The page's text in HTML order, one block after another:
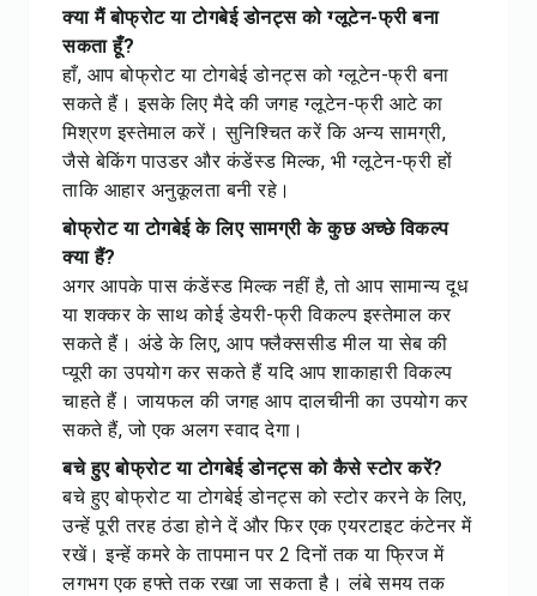
क्या मैं बोफ्रोट या टोगबेई डोनट्स को ग्लूटेन-फ्री बना
सकता हूँ?
हाँ, आप बोफ्रोट या टोगबेई डोनट्स को ग्लूटेन-फ्री बना
सकते हैं। इसके लिए मैदे की जगह ग्लूटेन-फ्री आटे का
मिश्रण इस्तेमाल करें। सुनिश्चित करें कि अन्य सामग्री,
जैसे बेकिंग पाउडर और कंडेंस्ड मिल्क, भी ग्लूटेन-फ्री हों
ताकि आहार अनुकूलता बनी रहे।
बोफ्रोट या टोगबेई के लिए सामग्री के कुछ अच्छे विकल्प
क्या हैं?
अगर आपके पास कंडेंस्ड मिल्क नहीं है, तो आप सामान्य दूध
या शक्कर के साथ कोई डेयरी-फ्री विकल्प इस्तेमाल कर
सकते हैं। अंडे के लिए, आप फ्लैक्ससीड मील या सेब की
प्यूरी का उपयोग कर सकते हैं यदि आप शाकाहारी विकल्प
चाहते हैं। जायफल की जगह आप दालचीनी का उपयोग कर
सकते हैं, जो एक अलग स्वाद देगा।
बचे हुए बोफ्रोट या टोगबेई डोनट्स को कैसे स्टोर करें?
बचे हुए बोफ्रोट या टोगबेई डोनट्स को स्टोर करने के लिए,
उन्हें पूरी तरह ठंडा होने दें और फिर एक एयरटाइट कंटेनर में
रखें। इन्हें कमरे के तापमान पर 2 दिनों तक या फ्रिज में
लगभग एक हफ्ते तक रखा जा सकता है। लंबे समय तक